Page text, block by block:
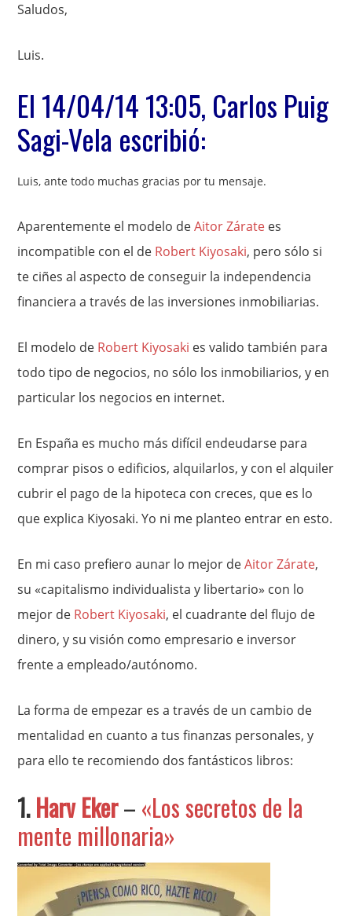
Saludos,
Luis.
El 14/04/14 13:05, Carlos Puig
Sagi-Vela escribió:
Luis, ante todo muchas gracias por tu mensaje.
Aparentemente el modelo deAitor Zárate es
incompatible con el de Robert Kiyosaki, pero sólo si
te ciñes al aspecto de conseguir la independencia
financiera a través de las inversiones inmobiliarias.
El modelo de Robert Kiyosaki es valido también para
todo tipo de negocios, no sólo los inmobiliarios, y en
particular los negocios en internet.
En España es mucho más difícil endeudarse para
comprar pisos o edificios, alquilarlos, y con el alquiler
cubrir el pago de la hipoteca con creces, que es lo
que explica Kiyosaki. Yo ni me planteo entrar en esto.
En mi caso prefiero aunar lo mejor deAitor Zárate,
su «capitalismo individualista y libertario» con lo
mejor de Robert Kiyosaki, el cuadrante del flujo de
dinero, y su visión como empresario e inversor
frente a empleado/autónomo.
La forma de empezar es a través de un cambio de
mentalidad en cuanto a tus finanzas personales, y
para ello te recomiendo dos fantásticos libros:
1.Harv Eker– «Los secretos de la
mente millonaria»